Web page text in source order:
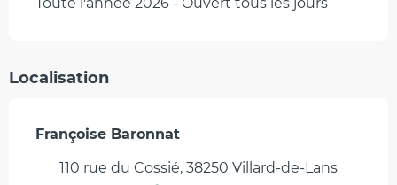
Toute l'année 2026 - Ouvert tous les jours
Localisation
Françoise Baronnat
110 rue du Cossié, 38250 Villard-de-Lans